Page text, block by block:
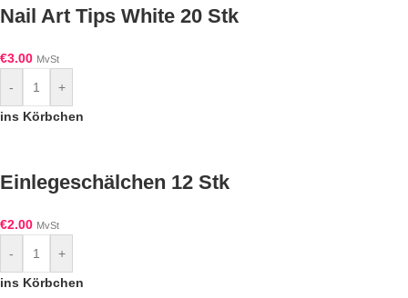
Nail Art Tips White 20 Stk
€3.00 MvSt
-
+
ins Körbchen
Einlegeschälchen 12 Stk
€2.00 MvSt
-
+
ins Körbchen